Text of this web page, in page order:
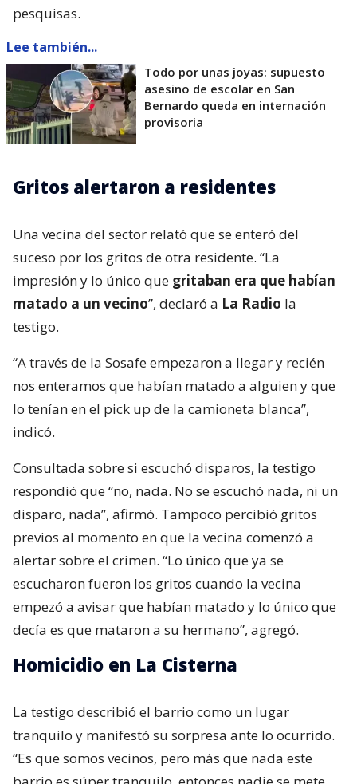
pesquisas.
Lee también...
Todo por unas joyas: supuesto
asesino de escolar en San
Bernardo queda en internación
provisoria
Gritos alertaron a residentes
Una vecina del sector relató que se enteró del
suceso por los gritos de otra residente. “La
impresión y lo único que gritaban era que habían
matado a un vecino”, declaró a La Radio la
testigo.
“A través de la Sosafe empezaron a llegar y recién
nos enteramos que habían matado a alguien y que
lo tenían en el pick up de la camioneta blanca”,
indicó.
Consultada sobre si escuchó disparos, la testigo
respondió que “no, nada. No se escuchó nada, ni un
disparo, nada”, afirmó. Tampoco percibió gritos
previos al momento en que la vecina comenzó a
alertar sobre el crimen. “Lo único que ya se
escucharon fueron los gritos cuando la vecina
empezó a avisar que habían matado y lo único que
decía es que mataron a su hermano”, agregó.
Homicidio en La Cisterna
La testigo describió el barrio como un lugar
tranquilo y manifestó su sorpresa ante lo ocurrido.
“Es que somos vecinos, pero más que nada este